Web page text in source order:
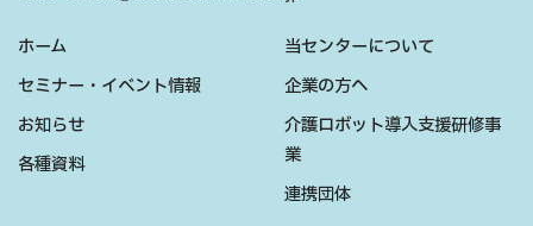
ホーム
セミナー・イベント情報
お知らせ
各種資料
当センターについて
企業の方へ
介護ロボット導入支援研修事
業
連携団体